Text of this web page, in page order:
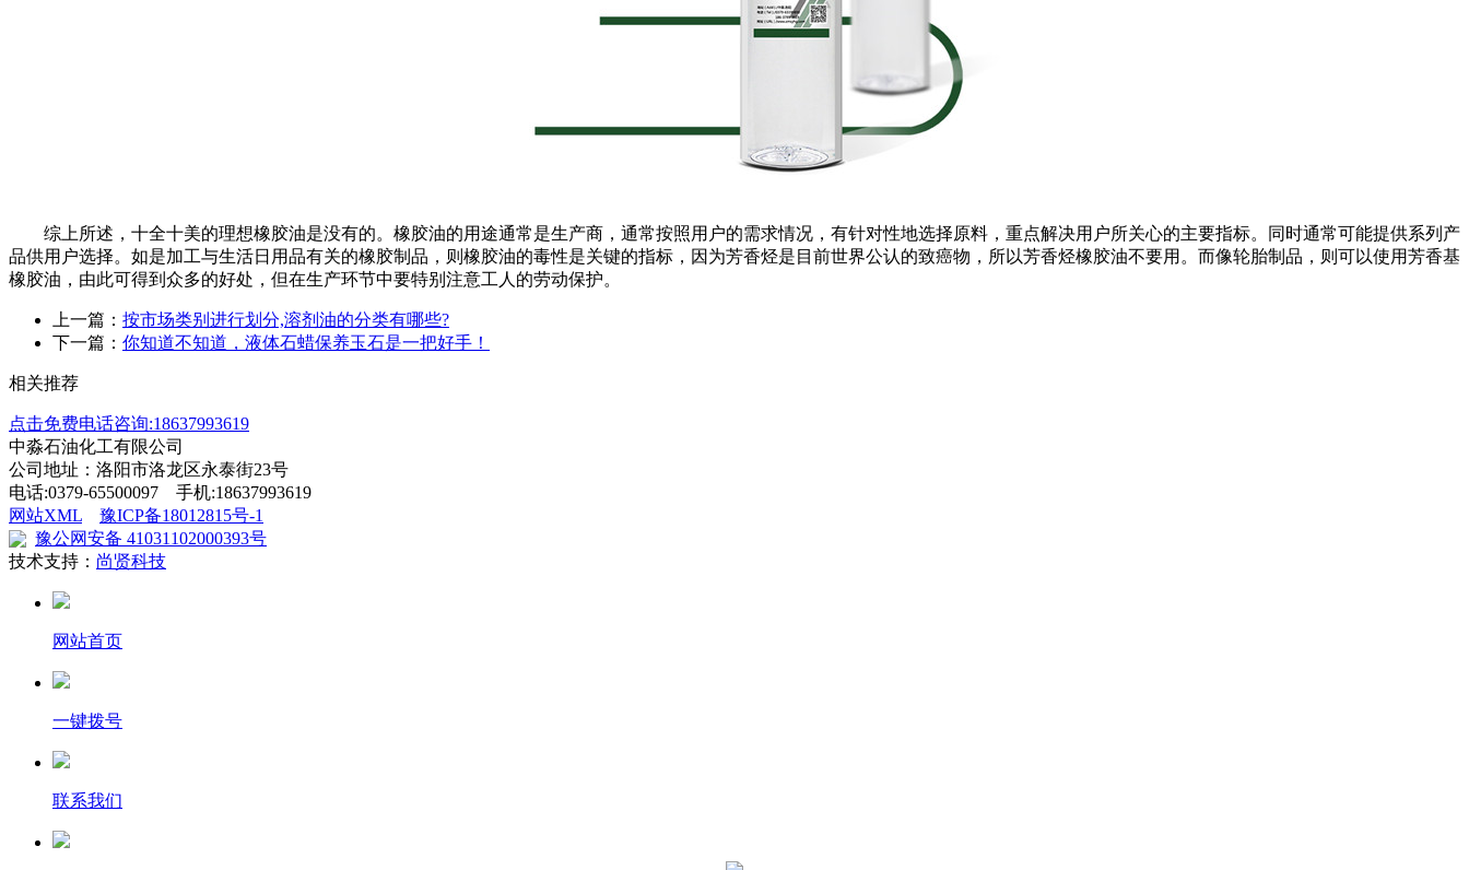
综上所述，十全十美的理想橡胶油是没有的。橡胶油的用途通常是生产商，通常按照用户的需求情况，有针对性地选择原料，重点解决用户所关心的主要指标。同时通常可能提供系列产
品供用户选择。如是加工与生活日用品有关的橡胶制品，则橡胶油的毒性是关键的指标，因为芳香烃是目前世界公认的致癌物，所以芳香烃橡胶油不要用。而像轮胎制品，则可以使用芳香基
橡胶油，由此可得到众多的好处，但在生产环节中要特别注意工人的劳动保护。
上一篇： 按市场类别进行划分,溶剂油的分类有哪些?
下一篇： 你知道不知道，液体石蜡保养玉石是一把好手！
相关推荐
点击免费电话咨询:18637993619
中淼石油化工有限公司
公司地址：洛阳市洛龙区永泰街23号
电话:0379-65500097 手机:18637993619
网站XML
豫ICP备18012815号-1
豫公网安备 41031102000393号
技术支持： 尚贤科技
网站首页
一键拨号
联系我们